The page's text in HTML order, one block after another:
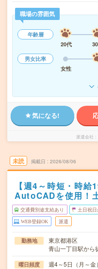
職場の雰囲気
年齢層
20代
男女比率
女性
気になる!
派遣会社
未読 掲載日 2026/08/06
【週4～時短・時給
AutoCADを使用！
交通費別途支給あり 土日祝
WEB登録OK 派遣
勤務地
東京都港区
青山一丁目駅から
曜日頻度
週4～5日（月～